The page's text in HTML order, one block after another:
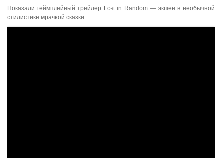
Показали геймплейный трейлер Lost in Random — экшен в необычной
стилистике мрачной сказки.